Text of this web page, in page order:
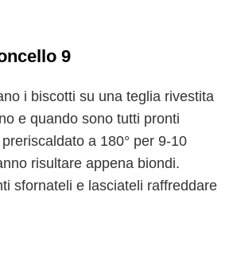
9
i biscotti su una teglia rivestita
e quando sono tutti pronti
a 180° per 9-10
risultare appena biondi.
sfornateli e lasciateli raffreddare